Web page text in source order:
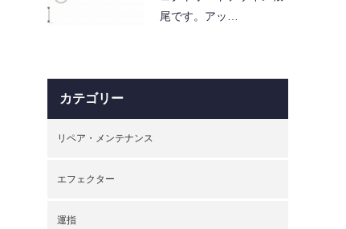
尾です。アッ…
カテゴリー
リペア・メンテナンス
エフェクター
運指